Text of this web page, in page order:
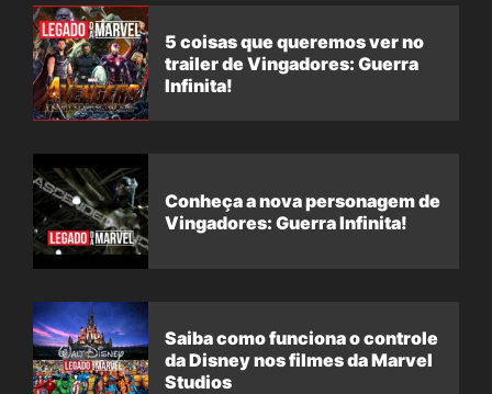
5 coisas que queremos ver no
trailer de Vingadores: Guerra
Infinita!
Conheça a nova personagem de
Vingadores: Guerra Infinita!
Saiba como funciona o controle
da Disney nos filmes da Marvel
Studios